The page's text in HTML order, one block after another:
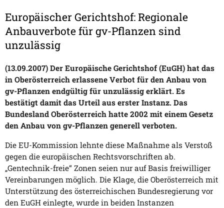
Europäischer Gerichtshof: Regionale
Anbauverbote für gv-Pflanzen sind
unzulässig
(13.09.2007) Der Europäische Gerichtshof (EuGH) hat das
in Oberösterreich erlassene Verbot für den Anbau von
gv-Pflanzen endgültig für unzulässig erklärt. Es
bestätigt damit das Urteil aus erster Instanz. Das
Bundesland Oberösterreich hatte 2002 mit einem Gesetz
den Anbau von gv-Pflanzen generell verboten.
Die EU-Kommission lehnte diese Maßnahme als Verstoß
gegen die europäischen Rechtsvorschriften ab.
„Gentechnik-freie“ Zonen seien nur auf Basis freiwilliger
Vereinbarungen möglich. Die Klage, die Oberösterreich mit
Unterstützung des österreichischen Bundesregierung vor
den EuGH einlegte, wurde in beiden Instanzen